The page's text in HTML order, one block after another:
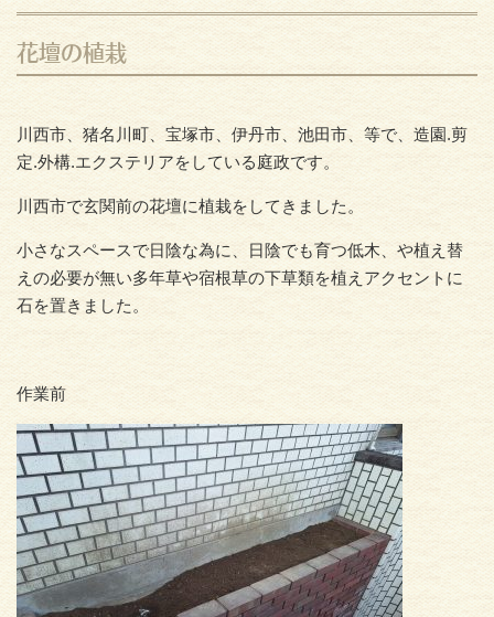
花壇の植栽
川西市、猪名川町、宝塚市、伊丹市、池田市、等で、造園.剪
定.外構.エクステリアをしている庭政です。
川西市で玄関前の花壇に植栽をしてきました。
小さなスペースで日陰な為に、日陰でも育つ低木、や植え替
えの必要が無い多年草や宿根草の下草類を植えアクセントに
石を置きました。
作業前